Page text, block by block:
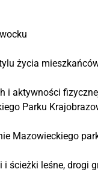
życia
i aktywności
Parku
Mazowieckiego
ścieżki leśne,